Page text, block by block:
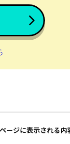
ージに表示される